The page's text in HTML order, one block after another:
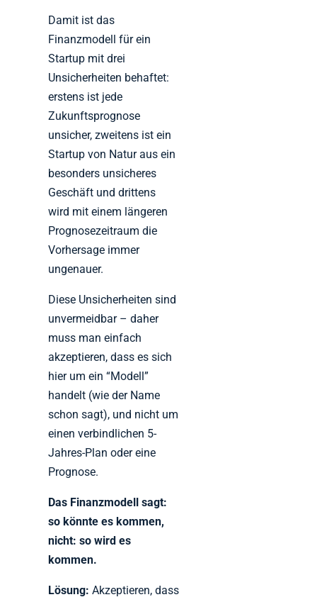
Damit ist das
Finanzmodell für ein
Startup mit drei
Unsicherheiten behaftet:
erstens ist jede
Zukunftsprognose
unsicher, zweitens ist ein
Startup von Natur aus ein
besonders unsicheres
Geschäft und drittens
wird mit einem längeren
Prognosezeitraum die
Vorhersage immer
ungenauer.
Diese Unsicherheiten sind
unvermeidbar – daher
muss man einfach
akzeptieren, dass es sich
hier um ein “Modell”
handelt (wie der Name
schon sagt), und nicht um
einen verbindlichen 5-
Jahres-Plan oder eine
Prognose.
Das Finanzmodell sagt:
so könnte es kommen,
nicht: so wird es
kommen.
Lösung: Akzeptieren, dass